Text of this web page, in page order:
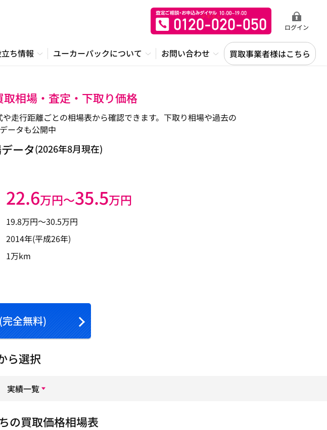
ログイン
ち情報 ユーカーパックについて お問い合わせ 買取事業者様はこちら
相場・査定・下取り価格
走行距離ごとの相場表から確認できます。下取り相場や過去の
ータも公開中
ータ(2026年8月現在)
22.6万円〜35.5万円
19.8万円〜30.5万円
2014年(平成26年)
1万km
全無料)
ら選択
実績一覧
の買取価格相場表